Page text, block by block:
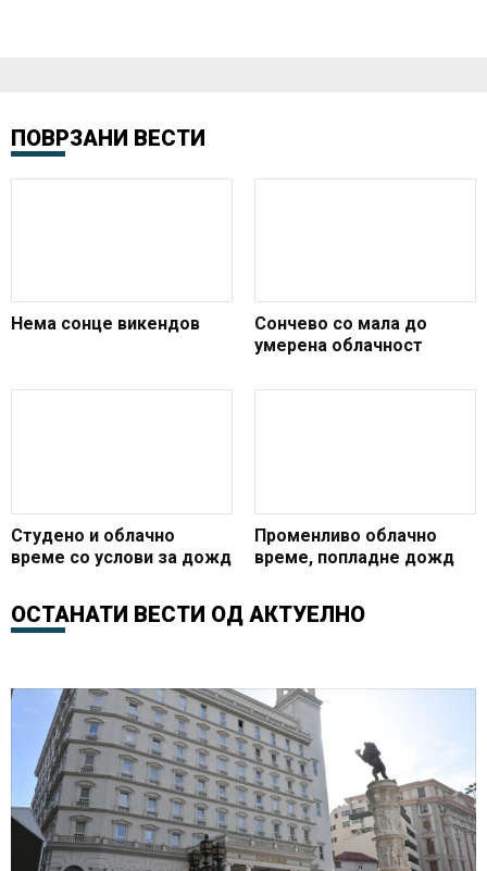
ПОВРЗАНИ ВЕСТИ
Нема сонце викендов
Сончево со мала до
умерена облачност
Студено и облачно
време со услови за дожд
Променливо облачно
време, попладне дожд
ОСТАНАТИ ВЕСТИ ОД АКТУЕЛНО